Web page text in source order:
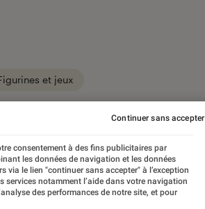
et jeux
de
long
pop culture
consentement à des fins publicitaires par
les données de navigation et les données
via le lien "continuer sans accepter" à l’exception
notamment l’aide dans votre navigation
des performances de notre site, et pour
Continuer sans accepter